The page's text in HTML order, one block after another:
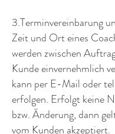
3.Terminvereinbarung
Zeit und Ort eines
werden zwischen
Kunde einvernehmlich
kann per E-Mail oder
erfolgen. Erfolgt keine
bzw. Änderung, dann
vom Kunden akzeptiert.